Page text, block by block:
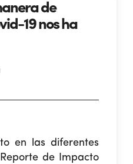
de
19 nos ha
en las diferentes
de Impacto